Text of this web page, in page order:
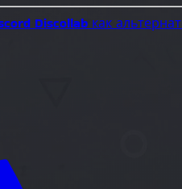
Discollab как